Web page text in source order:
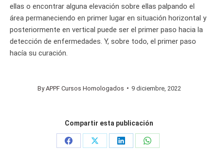
ellas o encontrar alguna elevación sobre ellas palpando el
área permaneciendo en primer lugar en situación horizontal y
posteriormente en vertical puede ser el primer paso hacia la
detección de enfermedades. Y, sobre todo, el primer paso
hacía su curación.
ByAPPF Cursos Homologados 9 diciembre, 2022
Compartir esta publicación
Share
Share
Share
Share